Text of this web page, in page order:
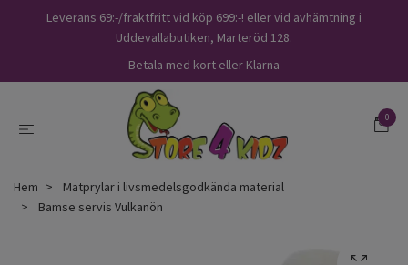
Leverans 69:-/fraktfritt vid köp 699:-! eller vid avhämtning i
Uddevallabutiken, Marteröd 128.
Betala med kort eller Klarna
0
Hem
Matprylar i livsmedelsgodkända material
Bamse servis Vulkanön